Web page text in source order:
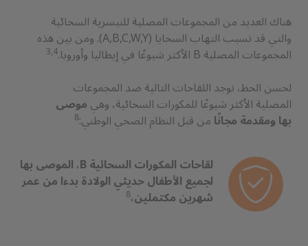
هناك العديد من المجموعات المصلية للنيسرية السحائية
والتي قد تسبب التهاب السحايا (A,B,C,W,Y). ومن بين هذه
المجموعات المصلية B الأكثر شيوعًا في إيطاليا وأوروبا. 3,4
لحسن الحظ، توجد اللقاحات التالية ضد المجموعات
المصلية الأكثر شيوعًا للمكورات السحائية، وهيموصى
بها ومقدمة مجانًامن قبل النظام الصحي الوطني:8
لقاحات المكورات السحائية B، الموصى بها
لجميع الأطفال حديثي الولادة بدءا من عمر
شهرين مكتملين،8